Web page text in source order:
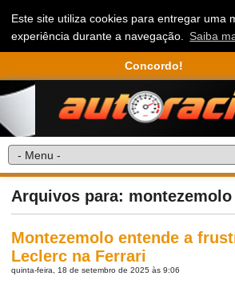
Este site utiliza cookies para entregar uma
experiência durante a navegação. Saiba
Concordo!
Arquivos para: montezemolo
Montezemolo entende a
Leclerc na Ferrari
quinta-feira, 18 de setembro de 2025 às 9:06